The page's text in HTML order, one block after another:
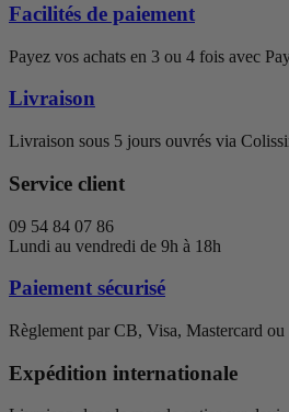
Facilités de paiement
Payez vos achats en 3 ou 4 fois avec
Livraison
Livraison sous 5 jours ouvrés via
Service client
09 54 84 07 86
Lundi au vendredi de 9h à 18h
Paiement sécurisé
Règlement par CB, Visa, Mastercard ou
Expédition internationale